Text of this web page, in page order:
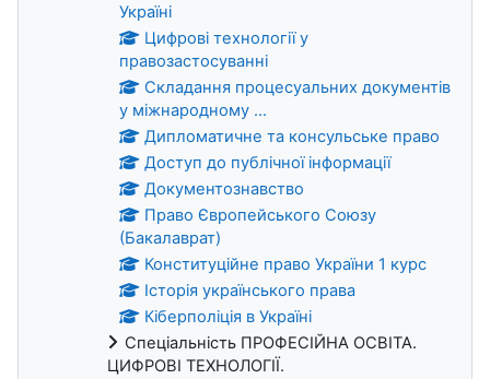
Україні
Цифрові технології у
правозастосуванні
Складання процесуальних документів
у міжнародному ...
Дипломатичне та консульське право
Доступ до публічної інформації
Документознавство
Право Європейського Союзу
(Бакалаврат)
Конституційне право України 1 курс
Історія українського права
Кіберполіція в Україні
Спеціальність ПРОФЕСІЙНА ОСВІТА.
ЦИФРОВІ ТЕХНОЛОГІЇ.